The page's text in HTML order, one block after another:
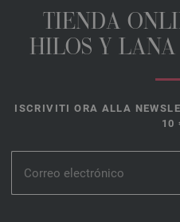
TIENDA
HILOS Y LANA
ISCRIVITI ORA ALLA
10